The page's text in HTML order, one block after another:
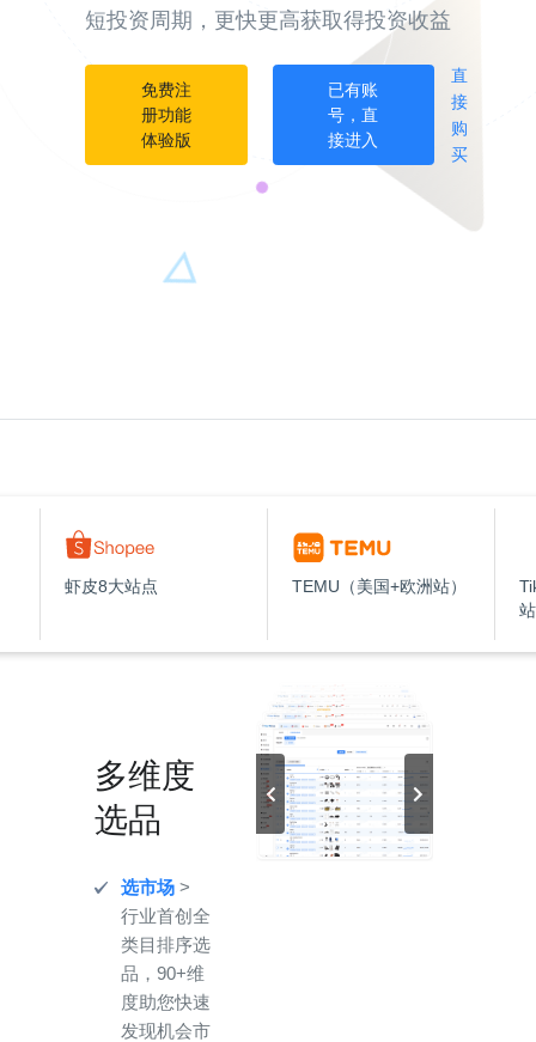
短投资周期，更快更高获取得投资收益
免费注
册功能
体验版
已有账
号，直
接进入
直
接
购
买
虾皮8大站点 TEMU（美国+欧洲站）
多维度
选品
选市场 >
行业首创全
类目排序选
品，90+维
度助您快速
发现机会市